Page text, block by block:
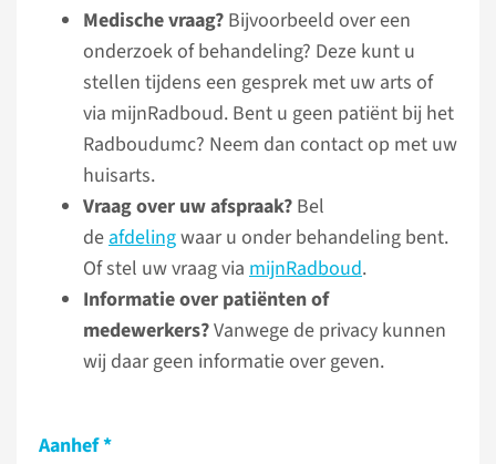
Medische vraag? Bijvoorbeeld over een
onderzoek of behandeling? Deze kunt u
stellen tijdens een gesprek met uw arts of
via mijnRadboud. Bent u geen patiënt bij het
Radboudumc? Neem dan contact op met uw
huisarts.
Vraag over uw afspraak? Bel
deafdelingwaar u onder behandeling bent.
Of stel uw vraag via mijnRadboud.
Informatie over patiënten of
medewerkers?Vanwege de privacy kunnen
wij daar geen informatie over geven.
Aanhef